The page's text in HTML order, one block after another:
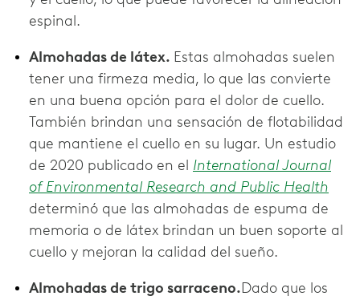
espinal.
Almohadas de látex. Estas almohadas suelen
tener una firmeza media, lo que las convierte
en una buena opción para el dolor de cuello.
También brindan una sensación de flotabilidad
que mantiene el cuello en su lugar. Un estudio
de 2020 publicado en el International Journal
of Environmental Research and Public Health
determinó que las almohadas de espuma de
memoria o de látex brindan un buen soporte al
cuello y mejoran la calidad del sueño.
Almohadas de trigo sarraceno.Dado que los